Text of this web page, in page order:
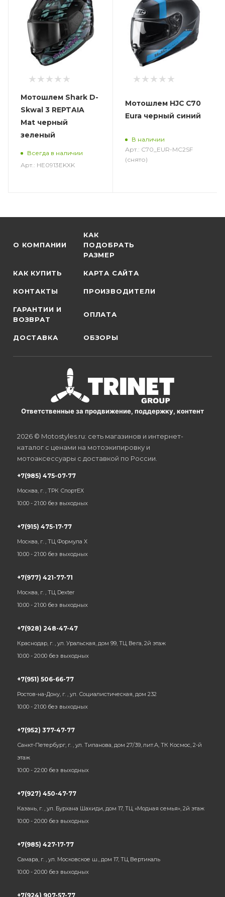
Мотошлем Shark D-
Skwal 3 REPTAIA
Mat черный
зеленый
Всегда в наличии
Арт.: HE0913EKXK
Мотошлем HJC C70
Eura черный синий
В наличии
Арт.: C70_EUR-MC2SF
(снято)
О КОМПАНИИ
КАК
ПОДОБРАТЬ
РАЗМЕР
КАК КУПИТЬ КАРТА САЙТА
КОНТАКТЫ ПРОИЗВОДИТЕЛИ
ГАРАНТИИ И
ВОЗВРАТ
ОПЛАТА
ДОСТАВКА ОБЗОРЫ
Ответственные за продвижение, поддержку, контент
2026 © Motostyles.ru: сеть магазинов и интернет-
каталог с ценами на мотоэкипировку и
мотоаксессуары с доставкой по России.
+7(985) 475-07-77
Москва, г. , ТРК СпортЕХ
10:00 - 21:00 без выходных
+7(915) 475-17-77
Москва, г. , ТЦ Формула Х
10:00 - 21:00 без выходных
+7(977) 421-77-71
Москва, г. , ТЦ Dexter
10:00 - 21:00 без выходных
+7(928) 248-47-47
Краснодар, г. , ул. Уральская, дом 99, ТЦ Вега, 2й этаж
10:00 - 20:00 без выходных
+7(951) 506-66-77
Ростов-на-Дону, г. , ул. Социалистическая, дом 232
10:00 - 21:00 без выходных
+7(952) 377-47-77
Санкт-Петербург, г. , ул. Типанова, дом 27/39, лит.А, ТК Космос, 2-й
этаж
10:00 - 22:00 без выходных
+7(927) 450-47-77
Казань, г. , ул. Бурхана Шахиди, дом 17, ТЦ «Модная семья», 2й этаж
10:00 - 20:00 без выходных
+7(985) 427-17-77
Самара, г. , ул. Московское ш., дом 17, ТЦ Вертикаль
10:00 - 20:00 без выходных
+7(924) 907-57-77